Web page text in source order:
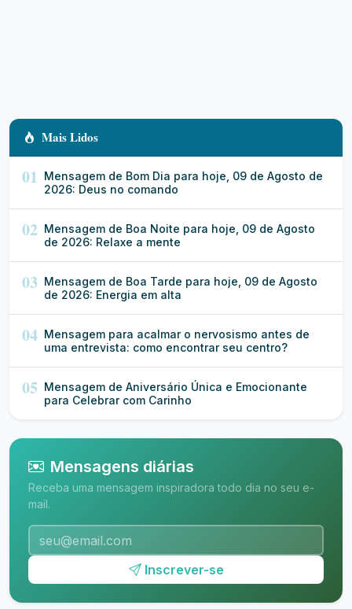
Mais Lidos
01 Mensagem de Bom Dia para hoje, 09 de Agosto de
2026: Deus no comando
02 Mensagem de Boa Noite para hoje, 09 de Agosto
de 2026: Relaxe a mente
03 Mensagem de Boa Tarde para hoje, 09 de Agosto
de 2026: Energia em alta
04 Mensagem para acalmar o nervosismo antes de
uma entrevista: como encontrar seu centro?
05 Mensagem de Aniversário Única e Emocionante
para Celebrar com Carinho
Mensagens diárias
Receba uma mensagem inspiradora todo dia no seu e-
mail.
Inscrever-se